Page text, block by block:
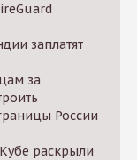
заплатят
за
России
раскрыли